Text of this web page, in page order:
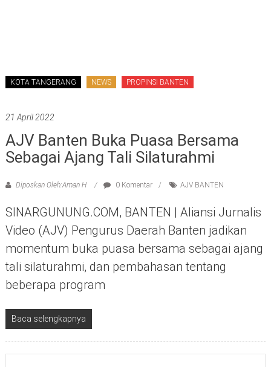
KOTA TANGERANG NEWS PROPINSI BANTEN
21 April 2022
AJV Banten Buka Puasa Bersama
Sebagai Ajang Tali Silaturahmi
Diposkan Oleh:Aman H 0 Komentar AJV BANTEN
SINARGUNUNG.COM, BANTEN | Aliansi Jurnalis
Video (AJV) Pengurus Daerah Banten jadikan
momentum buka puasa bersama sebagai ajang
tali silaturahmi, dan pembahasan tentang
beberapa program
Baca selengkapnya